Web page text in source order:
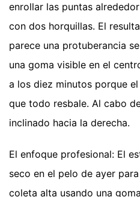
enrollar las puntas
con dos horquillas. El
parece una protuberancia
una goma visible en el
a los diez minutos porque
que todo resbale. Al cabo
inclinado hacia la derecha.
El enfoque profesional: El
seco en el pelo de ayer
coleta alta usando una